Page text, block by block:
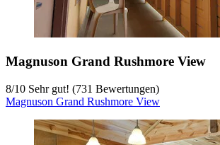
Magnuson Grand Rushmore View
8/10 Sehr gut! (731 Bewertungen)
Magnuson Grand Rushmore View